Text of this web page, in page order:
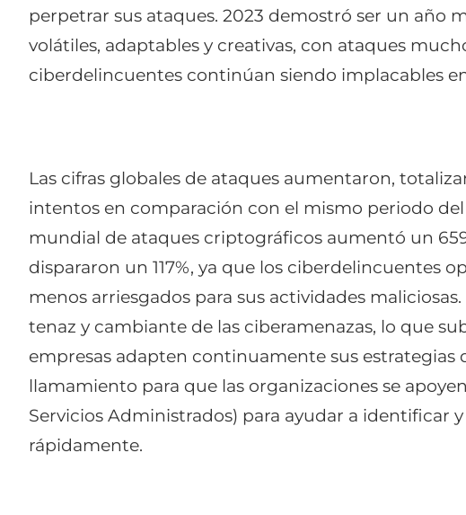
perpetrar sus ataques. 2023 demostró ser un año
volátiles, adaptables y creativas, con ataques
ciberdelincuentes continúan siendo implacables
Las cifras globales de ataques aumentaron,
intentos en comparación con el mismo periodo
mundial de ataques criptográficos aumentó un
dispararon un 117%, ya que los ciberdelincuentes
menos arriesgados para sus actividades
tenaz y cambiante de las ciberamenazas, lo que
empresas adapten continuamente sus estrategias
llamamiento para que las organizaciones se
Servicios Administrados) para ayudar a identificar
rápidamente.